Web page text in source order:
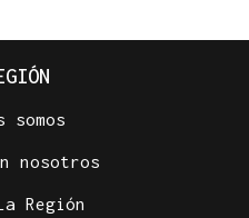
somos
nosotros
Región